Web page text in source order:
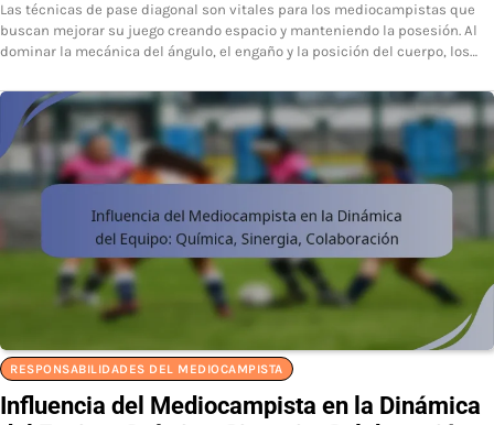
Las técnicas de pase diagonal son vitales para los mediocampistas que
buscan mejorar su juego creando espacio y manteniendo la posesión. Al
dominar la mecánica del ángulo, el engaño y la posición del cuerpo, los…
RESPONSABILIDADES DEL MEDIOCAMPISTA
Influencia del Mediocampista en la Dinámica